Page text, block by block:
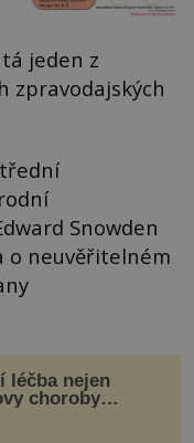
jeden z
zpravodajských
Snowden
o neuvěřitelném
léčba nejen
choroby